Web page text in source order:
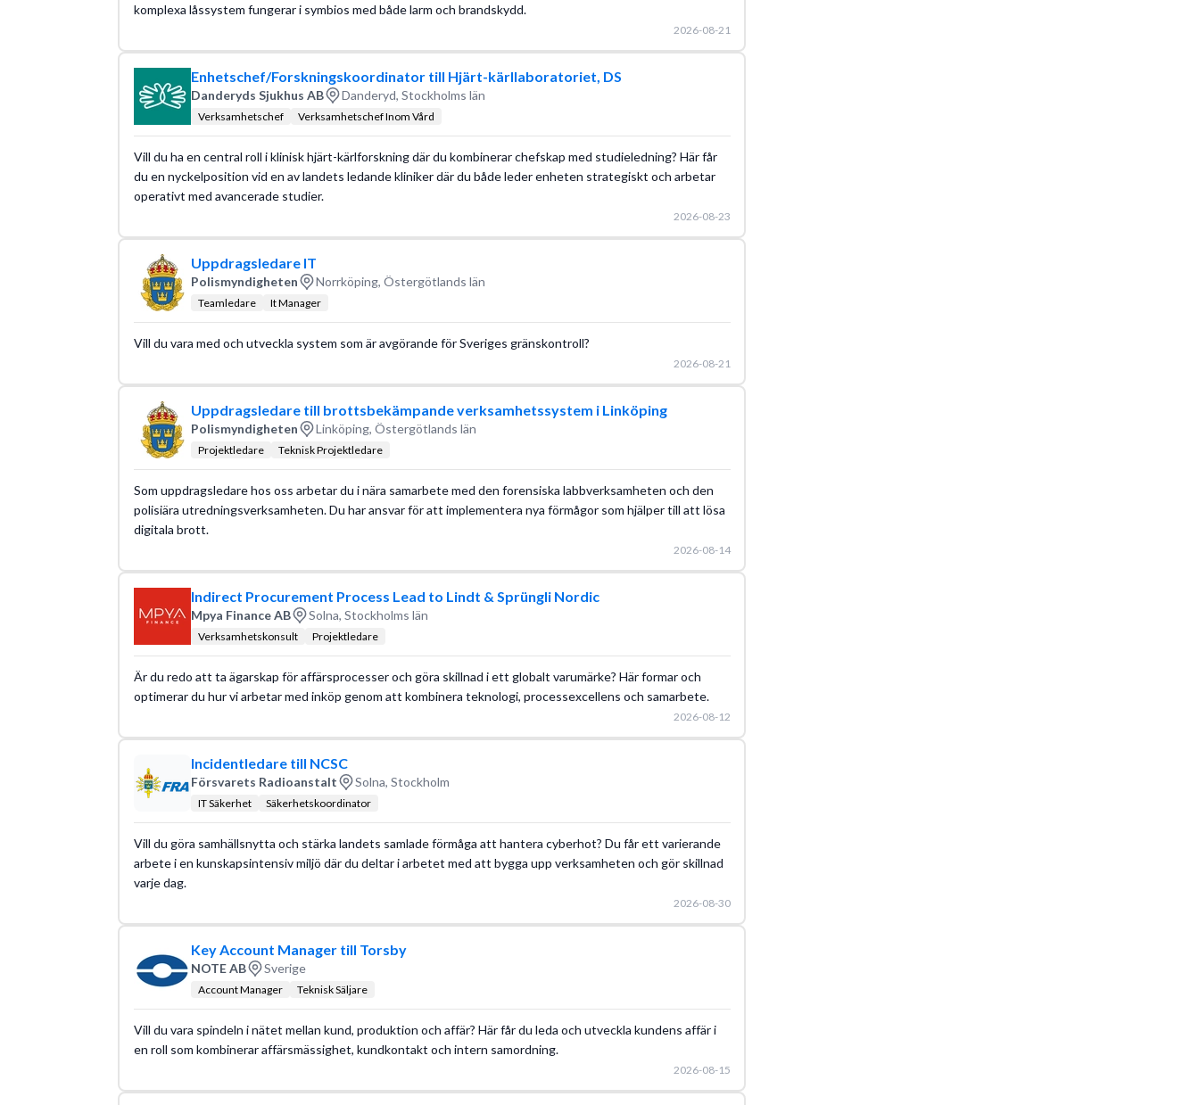
komplexa låssystem fungerar i symbios med både larm och brandskydd.
2026-08-21
Enhetschef/Forskningskoordinator till Hjärt-kärllaboratoriet, DS
Danderyds Sjukhus AB Danderyd, Stockholms län
Verksamhetschef Verksamhetschef Inom Vård
Vill du ha en central roll i klinisk hjärt-kärlforskning där du kombinerar chefskap med studieledning? Här får
du en nyckelposition vid en av landets ledande kliniker där du både leder enheten strategiskt och arbetar
operativt med avancerade studier.
2026-08-23
Uppdragsledare IT
Polismyndigheten Norrköping, Östergötlands län
Teamledare It Manager
Vill du vara med och utveckla system som är avgörande för Sveriges gränskontroll?
2026-08-21
Uppdragsledare till brottsbekämpande verksamhetssystem i Linköping
Polismyndigheten Linköping, Östergötlands län
Projektledare Teknisk Projektledare
Som uppdragsledare hos oss arbetar du i nära samarbete med den forensiska labbverksamheten och den
polisiära utredningsverksamheten. Du har ansvar för att implementera nya förmågor som hjälper till att lösa
digitala brott.
2026-08-14
Indirect Procurement Process Lead to Lindt & Sprüngli Nordic
Mpya Finance AB Solna, Stockholms län
Verksamhetskonsult Projektledare
Är du redo att ta ägarskap för affärsprocesser och göra skillnad i ett globalt varumärke? Här formar och
optimerar du hur vi arbetar med inköp genom att kombinera teknologi, processexcellens och samarbete.
2026-08-12
Incidentledare till NCSC
Försvarets Radioanstalt Solna, Stockholm
IT Säkerhet Säkerhetskoordinator
Vill du göra samhällsnytta och stärka landets samlade förmåga att hantera cyberhot? Du får ett varierande
arbete i en kunskapsintensiv miljö där du deltar i arbetet med att bygga upp verksamheten och gör skillnad
varje dag.
2026-08-30
Key Account Manager till Torsby
NOTE AB Sverige
Account Manager Teknisk Säljare
Vill du vara spindeln i nätet mellan kund, produktion och affär? Här får du leda och utveckla kundens affär i
en roll som kombinerar affärsmässighet, kundkontakt och intern samordning.
2026-08-15